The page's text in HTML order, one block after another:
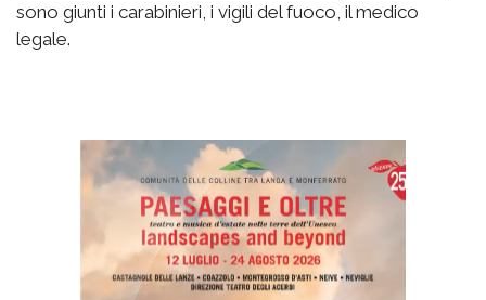
sono giunti i carabinieri, i vigili del fuoco, il medico
legale.